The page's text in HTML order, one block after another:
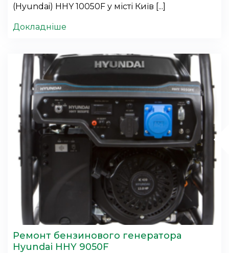
(Hyundai) HHY 10050F у місті Київ [...]
Докладніше
Ремонт бензинового генератора
Hyundai HHY 9050F